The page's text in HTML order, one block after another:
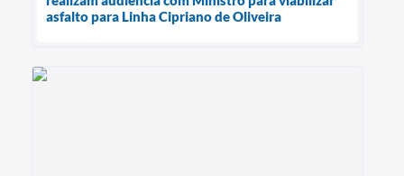
asfalto para Linha Cipriano de Oliveira